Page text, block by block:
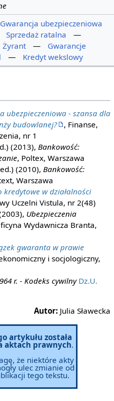
Gwarancja ubezpieczeniowa
Sprzedaż ratalna
—
Żyrant —
Gwarancje
— Kredyt wekslowy
ubezpieczeniowa - szansa dla
budowlanej?
, Finanse,
nr 1
(2013),Bankowość:
, Poltex, Warszawa
(2010),Bankowość:
Warszawa
kredytowe w działalności
Uczelni Vistula, nr 2(48)
Ubezpieczenia
Wydawnicza Branta,
gwaranta w prawie
i socjologiczny,
r. - Kodeks cywilny Dz.U.
Autor: Julia Sławecka
artykułu została
aktach prawnych.
że niektóre akty
ulec zmianie od
tego tekstu.